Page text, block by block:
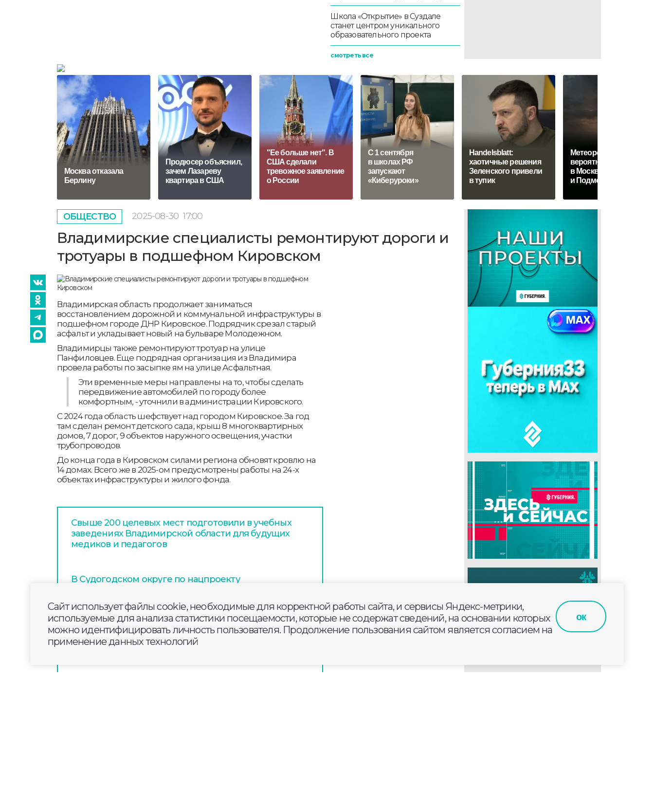
Школа «Открытие» в Суздале
станет центром уникального
образовательного проекта
смотреть все
Москва отказала
Берлину
Продюсер объяснил,
зачем Лазареву
квартира в США
"Ее больше нет". В
США сделали
тревожное заявление
о России
С 1 сентября
в школах РФ
запускают
«Киберуроки»
Handelsblatt:
хаотичные решения
Зеленского привели
в тупик
Метеоролог оценил
вероятность смерчей
в Москве
и Подмосковье
ОБЩЕСТВО 2025-08-30 17:00
Владимирские специалисты ремонтируют дороги и
тротуары в подшефном Кировском
Владимирская область продолжает заниматься
восстановлением дорожной и коммунальной инфраструктуры в
подшефном городе ДНР Кировское. Подрядчик срезал старый
асфальт и укладывает новый на бульваре Молодежном.
Владимирцы также ремонтируют тротуар на улице
Панфиловцев. Еще подрядная организация из Владимира
провела работы по засыпке ям на улице Асфальтная.
Эти временные меры направлены на то, чтобы сделать
передвижение автомобилей по городу более
комфортным, - уточнили в администрации Кировского.
С 2024 года область шефствует над городом Кировское. За год
там сделан ремонт детского сада, крыш 8 многоквартирных
домов, 7 дорог, 9 объектов наружного освещения, участки
трубопроводов.
До конца года в Кировском силами региона обновят кровлю на
14 домах. Всего же в 2025-ом предусмотрены работы на 24-х
объектах инфраструктуры и жилого фонда.
Свыше 200 целевых мест подготовили в учебных
заведениях Владимирской области для будущих
медиков и педагогов
В Судогодском округе по нацпроекту
трассы Владимир—Муром-Арзамас
Новости Владимирской области за 6 августа 2026
года
Сайт использует файлы cookie, необходимые для корректной работы сайта, и сервисы Яндекс-метрики,
используемые для анализа статистики посещаемости, которые не содержат сведений, на основании которых
можно идентифицировать личность пользователя. Продолжение пользования сайтом является согласием на
применение данных технологий
ок